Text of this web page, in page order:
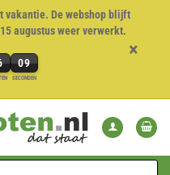
vakantie. De webshop blijft
augustus weer verwerkt.
08
SECONDEN
×